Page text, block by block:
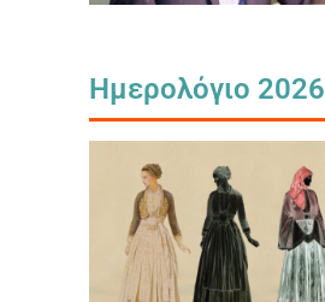
Ημερολόγιο 2026